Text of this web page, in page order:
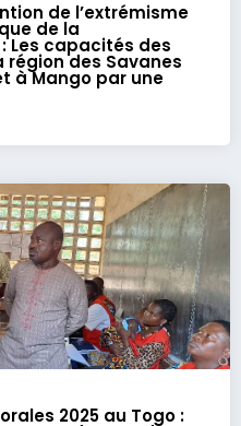
de l’extrémisme
de la
Les capacités des
des Savanes
à Mango par une
2025 au Togo :